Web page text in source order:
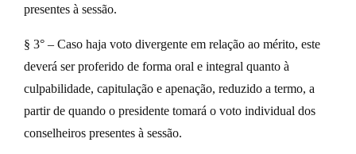
presentes à sessão.
§ 3° – Caso haja voto divergente em relação ao mérito, este
deverá ser proferido de forma oral e integral quanto à
culpabilidade, capitulação e apenação, reduzido a termo, a
partir de quando o presidente tomará o voto individual dos
conselheiros presentes à sessão.